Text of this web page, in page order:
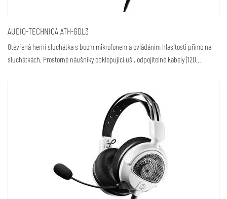
AUDIO-TECHNICA ATH-GDL3
Otevřená herní sluchátka s boom mikrofonem a ovládáním hlasitosti přímo na
sluchátkách. Prostorné náušníky obklopující uši, odpojitelné kabely (120…